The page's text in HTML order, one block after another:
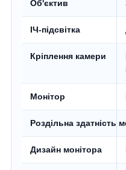
Об'єктив
ІЧ-підсвітка
Кріплення камери
Монітор
Роздільна здатність
Дизайн монітора